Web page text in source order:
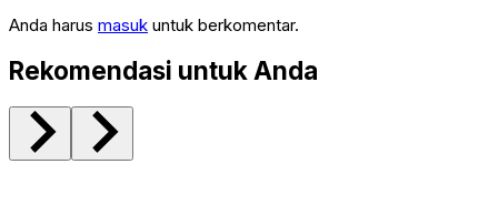
Anda harus masuk untuk berkomentar.
Rekomendasi untuk Anda